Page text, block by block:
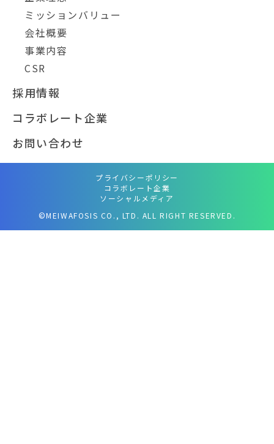
ミッションバリュー
会社概要
事業内容
CSR
採用情報
コラボレート企業
お問い合わせ
プライバシーポリシー
コラボレート企業
ソーシャルメディア
©MEIWAFOSIS CO., LTD. ALL RIGHT RESERVED.